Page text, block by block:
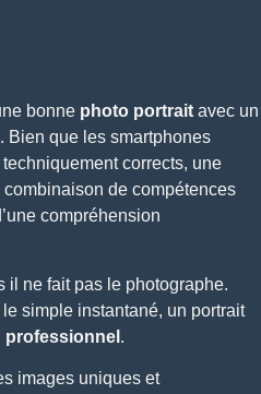
bonne photo portrait avec un
Bien que les smartphones
corrects, une
de compétences
compréhension
il ne fait pas le photographe.
simple instantané, un portrait
professionnel .
images uniques et